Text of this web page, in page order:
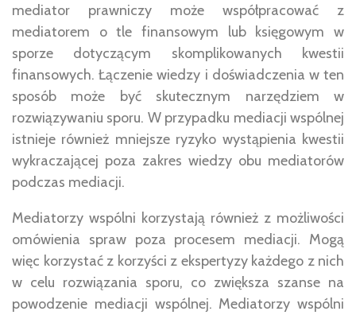
mediator prawniczy może współpracować z
mediatorem o tle finansowym lub księgowym w
sporze dotyczącym skomplikowanych kwestii
finansowych. Łączenie wiedzy i doświadczenia w ten
sposób może być skutecznym narzędziem w
rozwiązywaniu sporu. W przypadku mediacji wspólnej
istnieje również mniejsze ryzyko wystąpienia kwestii
wykraczającej poza zakres wiedzy obu mediatorów
podczas mediacji.
Mediatorzy wspólni korzystają również z możliwości
omówienia spraw poza procesem mediacji. Mogą
więc korzystać z korzyści z ekspertyzy każdego z nich
w celu rozwiązania sporu, co zwiększa szanse na
powodzenie mediacji wspólnej. Mediatorzy wspólni